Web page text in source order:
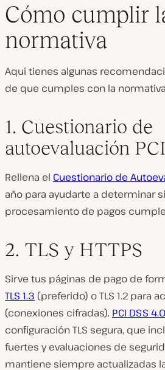
Cómo cumplir
normativa
Aquí tienes algunas
de que cumples con la
1. Cuestionario de
autoevaluación PCI
Rellena el Cuestionario de
año para ayudarte a determinar
procesamiento de pagos
2. TLS y HTTPS
Sirve tus páginas de pago de
TLS 1.3 (preferido) o TLS 1.2 para
(conexiones cifradas). PCI DSS 4.0
configuración TLS segura, que
fuertes y evaluaciones de
mantiene siempre actualizadas